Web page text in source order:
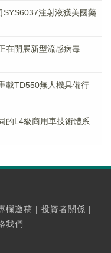
注射液獲美國藥
在開展新型流感病毒
載TD550無人機具備行
的L4級商用車技術體系
欄邀稿 | 投資者關係 |
我們